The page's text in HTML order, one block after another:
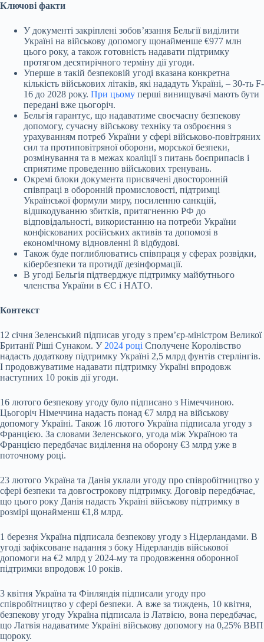
Ключові факти
У документі закріплені зобов’язання Бельгії виділити
Україні на військову допомогу щонайменше €977 млн
цього року, а також готовність надавати підтримку
протягом десятирічного терміну дії угоди.
Уперше в такій безпековій угоді вказана конкретна
кількість військових літаків, які нададуть Україні, – 30-ть F-
16 до 2028 року. При цьому перші винищувачі мають бути
передані вже цьогоріч.
Бельгія гарантує, що надаватиме своєчасну безпекову
допомогу, сучасну військову техніку та озброєння з
урахуванням потреб України у сфері військово-повітряних
сил та протиповітряної оборони, морської безпеки,
розмінування та в межах коаліції з питань боєприпасів і
сприятиме проведенню військових тренувань.
Окремі блоки документа присвячені двосторонній
співпраці в оборонній промисловості, підтримці
Української формули миру, посиленню санкцій,
відшкодуванню збитків, притягненню РФ до
відповідальності, використанню на потреби України
конфіскованих російських активів та допомозі в
економічному відновленні й відбудові.
Також буде поглиблюватись співпраця у сферах розвідки,
кібербезпеки та протидії дезінформації.
В угоді Бельгія підтверджує підтримку майбутнього
членства України в ЄС і НАТО.
Контекст
12 січня Зеленський підписав угоду з премʼєр-міністром Великої
Британії Ріші Сунаком. У 2024 році Сполучене Королівство
надасть додаткову підтримку Україні 2,5 млрд фунтів стерлінгів.
І продовжуватиме надавати підтримку Україні впродовж
наступних 10 років дії угоди.
16 лютого безпекову угоду було підписано з Німеччиною.
Цьогоріч Німеччина надасть понад €7 млрд на військову
допомогу Україні. Також 16 лютого Україна підписала угоду з
Францією. За словами Зеленського, угода між Україною та
Францією передбачає виділення на оборону €3 млрд уже в
поточному році.
23 лютого Україна та Данія уклали угоду про співробітництво у
сфері безпеки та довгострокову підтримку. Договір передбачає,
що цього року Данія надасть Україні військову підтримку в
розмірі щонайменш €1,8 млрд.
1 березня Україна підписала безпекову угоду з Нідерландами. В
угоді зафіксоване надання з боку Нідерландів військової
допомоги на €2 млрд у 2024-му та продовження оборонної
підтримки впродовж 10 років.
3 квітня Україна та Фінляндія підписали угоду про
співробітництво у сфері безпеки. А вже за тиждень, 10 квітня,
безпекову угоду Україна підписала із Латвією, вона передбачає,
що Латвія надаватиме Україні військову допомогу на 0,25% ВВП
щороку.